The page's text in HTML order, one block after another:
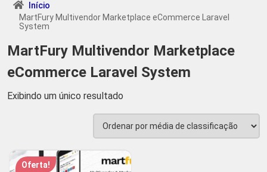
...
Início
MartFury Multivendor Marketplace eCommerce Laravel
System
MartFury Multivendor Marketplace
eCommerce Laravel System
Exibindo um único resultado
Oferta!